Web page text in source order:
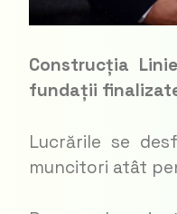
Construcția
fundații
Lucrările se
muncitori atât